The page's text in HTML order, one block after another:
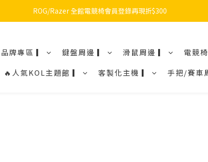
🔥品牌限定滿額折🔥ROG周邊滿1500折100 / 2500折200 / 3000折300
ROG/Razer 全館電競椅會員登錄再現折$300
品牌專區 ▎ 鍵盤周邊 ▎ 滑鼠周邊 ▎
電競
🔥人氣KOL主題館 ▎ 客製化主機 ▎ 手把/賽車